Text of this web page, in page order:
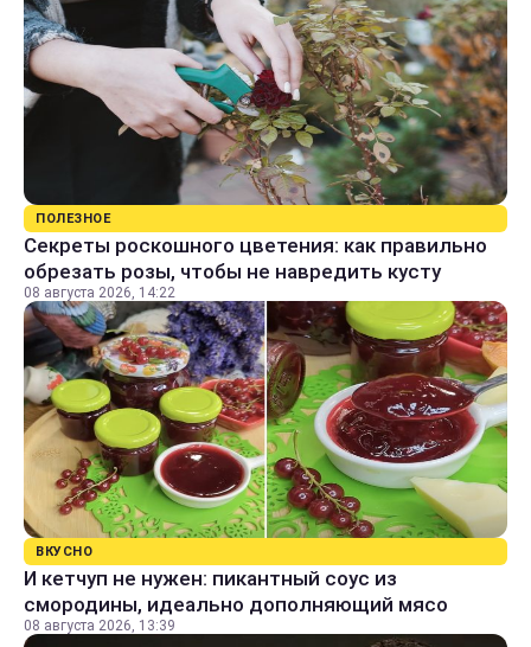
ПОЛЕЗНОЕ
Секреты роскошного цветения: как правильно
обрезать розы, чтобы не навредить кусту
08 августа 2026, 14:22
ВКУСНО
И кетчуп не нужен: пикантный соус из
смородины, идеально дополняющий мясо
08 августа 2026, 13:39